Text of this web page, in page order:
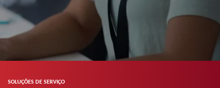
SOLUÇÕES DE SERVIÇO